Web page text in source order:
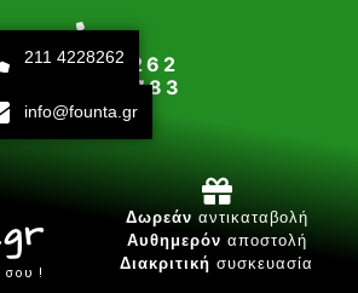
42 28 262
693 15 80 783
Δευτ-Παρ 10:00 - 20:00
σου !
Δωρεάν αντικαταβολή
Αυθημερόν αποστολή
Διακριτική συσκευασία
211 4228262
info@founta.gr